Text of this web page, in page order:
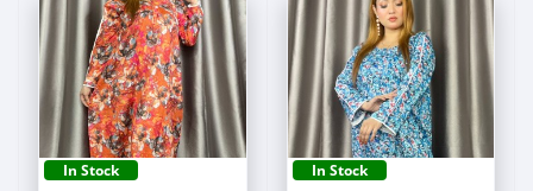
In Stock In Stock